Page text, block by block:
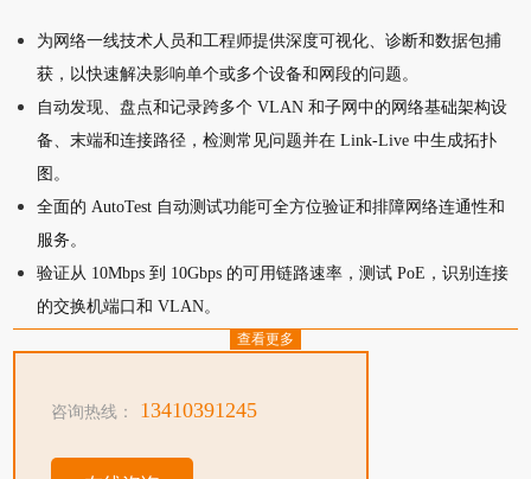
为网络一线技术人员和工程师提供深度可视化、诊断和数据包捕
获，以快速解决影响单个或多个设备和网段的问题。
自动发现、盘点和记录跨多个 VLAN 和子网中的网络基础架构设
备、末端和连接路径，检测常见问题并在 Link-Live 中生成拓扑
图。
全面的 AutoTest 自动测试功能可全方位验证和排障网络连通性和
服务。
验证从 10Mbps 到 10Gbps 的可用链路速率，测试 PoE，识别连接
的交换机端口和 VLAN。
查看更多
咨询热线： 13410391245